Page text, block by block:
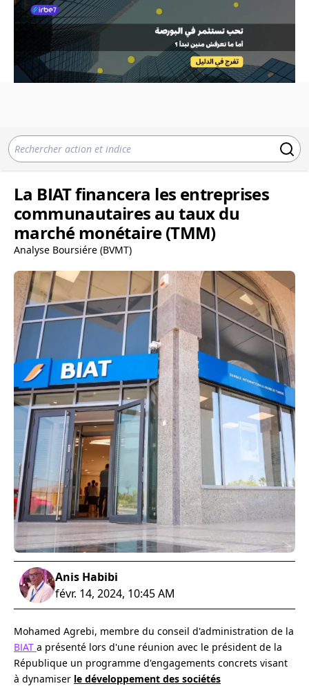
La BIAT financera les entreprises
communautaires au taux du
marché monétaire (TMM)
Analyse Boursiére (BVMT)
Anis Habibi
févr. 14, 2024, 10:45 AM
Mohamed Agrebi, membre du conseil d'administration de la
BIAT a présenté lors d'une réunion avec le président de la
République un programme d'engagements concrets visant
à dynamiser le développement des sociétés